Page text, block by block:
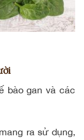
bào gan và các
ra sử dụng,